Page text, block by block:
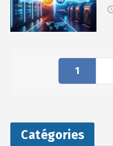
1
Catégories